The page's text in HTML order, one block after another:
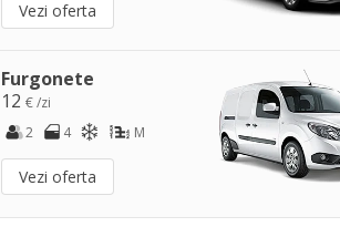
Vezi oferta
Furgonete
12 € /zi
2
4 M
Vezi oferta